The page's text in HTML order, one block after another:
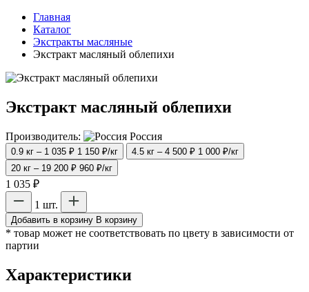
Главная
Каталог
Экстракты масляные
Экстракт масляный облепихи
Экстракт масляный облепихи
Производитель: Россия
0.9 кг – 1 035 ₽ 1 150 ₽/кг 4.5 кг – 4 500 ₽ 1 000 ₽/кг
20 кг – 19 200 ₽ 960 ₽/кг
1 035 ₽
1 шт.
Добавить в корзину В корзину
* товар может не соответствовать по цвету в зависимости от
партии
Характеристики